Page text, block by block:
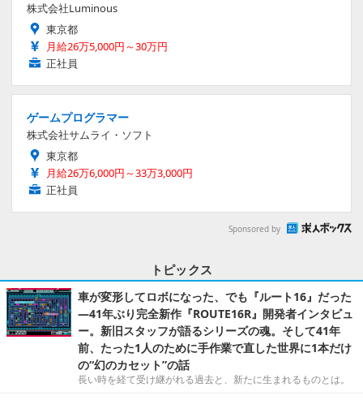
株式会社Luminous
東京都
月給26万5,000円～30万円
正社員
ゲームプログラマー
株式会社サムライ・ソフト
東京都
月給26万6,000円～33万3,000円
正社員
Sponsored by
トピックス
車が変形してロボになった、でも『ルート16』だった
―41年ぶり完全新作『ROUTE16R』開発者インタビュ
ー。新旧スタッフが語るシリーズの魂。そして41年
前、たった1人のために手作業で直した世界に1本だけ
の“幻のカセット”の話
長い時を経て受け継がれる過去と、新たに生まれるものとは。